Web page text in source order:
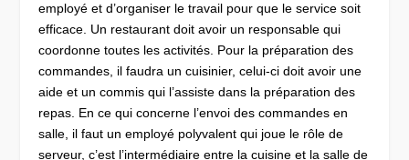
employé et d’organiser le travail pour que le service soit
efficace. Un restaurant doit avoir un responsable qui
coordonne toutes les activités. Pour la préparation des
commandes, il faudra un cuisinier, celui-ci doit avoir une
aide et un commis qui l’assiste dans la préparation des
repas. En ce qui concerne l’envoi des commandes en
salle, il faut un employé polyvalent qui joue le rôle de
serveur, c’est l’intermédiaire entre la cuisine et la salle de